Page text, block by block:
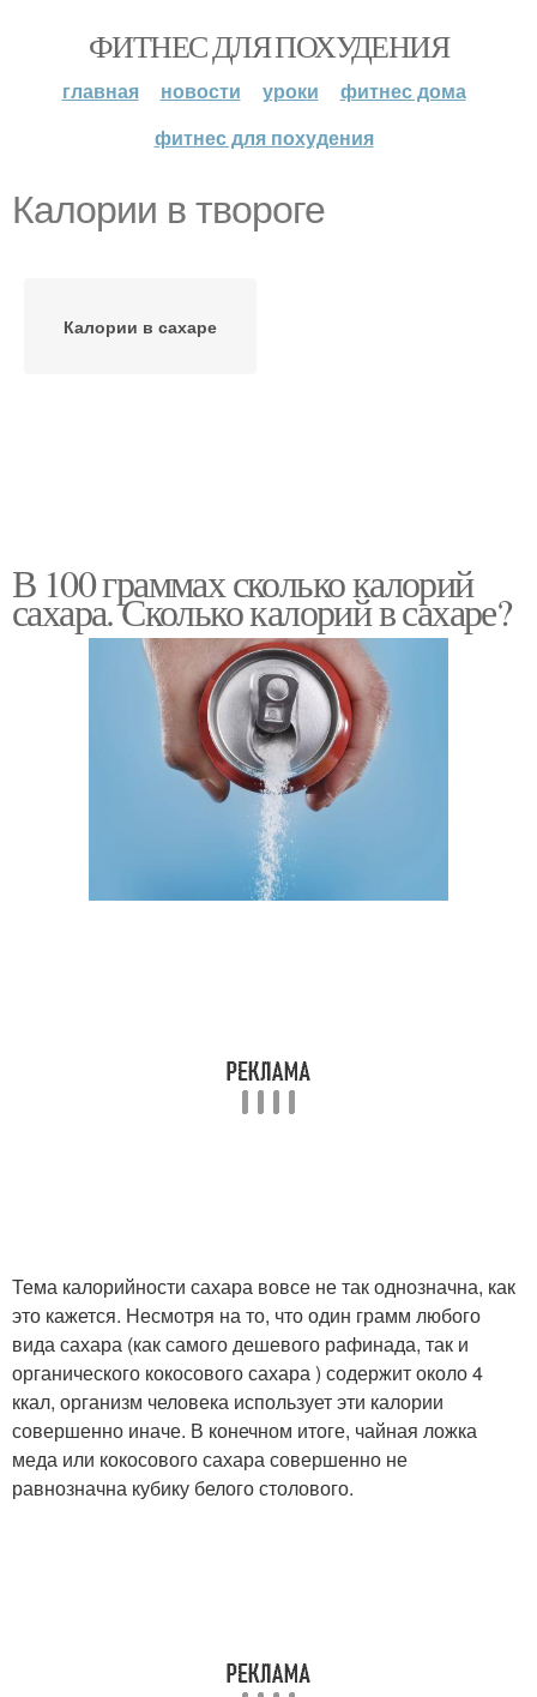
ФИТНЕС ДЛЯ ПОХУДЕНИЯ
главная новости уроки
фитнес дома
фитнес для похудения
Калории в твороге
Калории в сахаре
В 100 граммах сколько калорий
сахара. Сколько калорий в сахаре?
Тема калорийности сахара вовсе не так однозначна, как
это кажется. Несмотря на то, что один грамм любого
вида сахара (как самого дешевого рафинада, так и
органического кокосового сахара ) содержит около 4
ккал, организм человека использует эти калории
совершенно иначе. В конечном итоге, чайная ложка
меда или кокосового сахара совершенно не
равнозначна кубику белого столового.